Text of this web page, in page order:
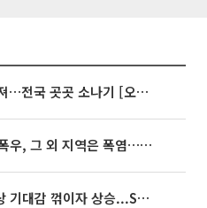
35도 안팎 무더위 이어져…전국 곳곳 소나기 [오늘 날씨]
동해안은 시간당 80㎜ 폭우, 그 외 지역은 폭염…‘극과 극 날씨’
뉴욕증시, 연준 금리인상 기대감 꺾이자 상승...S&P500 사상 최고치 [종합]